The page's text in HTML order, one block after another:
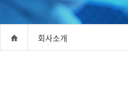
회사소개